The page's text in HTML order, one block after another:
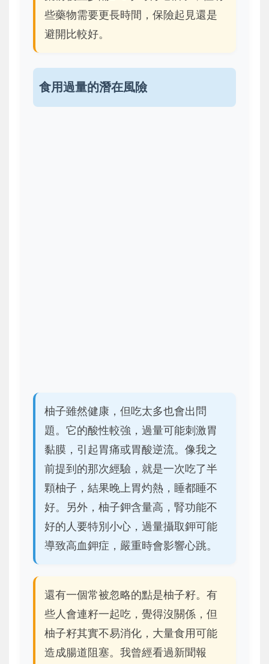
些藥物需要更長時間，保險起見還是
避開比較好。
食用過量的潛在風險
柚子雖然健康，但吃太多也會出問
題。它的酸性較強，過量可能刺激胃
黏膜，引起胃痛或胃酸逆流。像我之
前提到的那次經驗，就是一次吃了半
顆柚子，結果晚上胃灼熱，睡都睡不
好。另外，柚子鉀含量高，腎功能不
好的人要特別小心，過量攝取鉀可能
導致高血鉀症，嚴重時會影響心跳。
還有一個常被忽略的點是柚子籽。有
些人會連籽一起吃，覺得沒關係，但
柚子籽其實不易消化，大量食用可能
造成腸道阻塞。我曾經看過新聞報